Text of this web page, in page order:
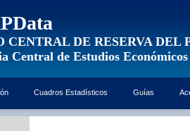
CENTRAL DE RESERVA DEL
Central de Estudios Económicos
Cuadros Estadísticos Guías